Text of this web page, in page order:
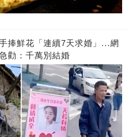
捧鮮花「連續7天求婚」...網
勸：千萬別結婚